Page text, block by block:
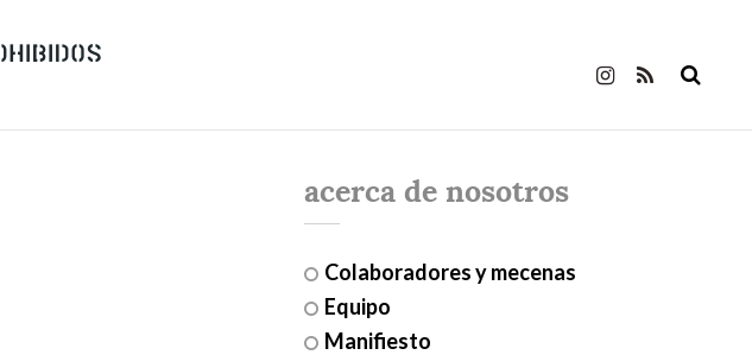
acerca de nosotros
Colaboradores y mecenas
Equipo
Manifiesto